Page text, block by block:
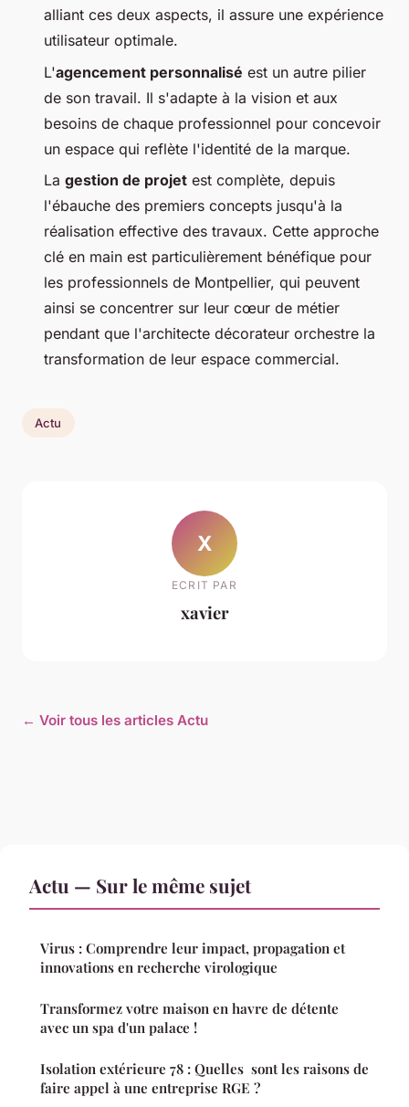
alliant ces deux aspects, il assure une expérience
utilisateur optimale.
L'agencement personnalisé est un autre pilier
de son travail. Il s'adapte à la vision et aux
besoins de chaque professionnel pour concevoir
un espace qui reflète l'identité de la marque.
La gestion de projet est complète, depuis
l'ébauche des premiers concepts jusqu'à la
réalisation effective des travaux. Cette approche
clé en main est particulièrement bénéfique pour
les professionnels de Montpellier, qui peuvent
ainsi se concentrer sur leur cœur de métier
pendant que l'architecte décorateur orchestre la
transformation de leur espace commercial.
Actu
X
ECRIT PAR
xavier
← Voir tous les articles Actu
Actu — Sur le même sujet
Virus : Comprendre leur impact, propagation et
innovations en recherche virologique
Transformez votre maison en havre de détente
avec un spa d'un palace !
Isolation extérieure 78 : Quelles sont les raisons de
faire appel à une entreprise RGE ?